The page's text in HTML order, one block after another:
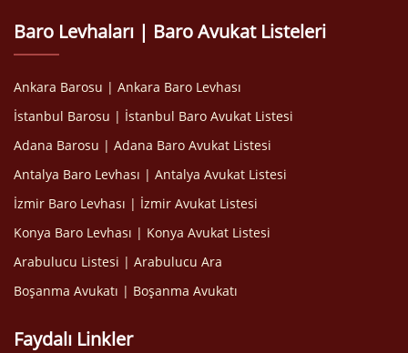
Baro Levhaları | Baro Avukat Listeleri
Ankara Barosu | Ankara Baro Levhası
İstanbul Barosu | İstanbul Baro Avukat Listesi
Adana Barosu | Adana Baro Avukat Listesi
Antalya Baro Levhası | Antalya Avukat Listesi
İzmir Baro Levhası | İzmir Avukat Listesi
Konya Baro Levhası | Konya Avukat Listesi
Arabulucu Listesi | Arabulucu Ara
Boşanma Avukatı | Boşanma Avukatı
Faydalı Linkler